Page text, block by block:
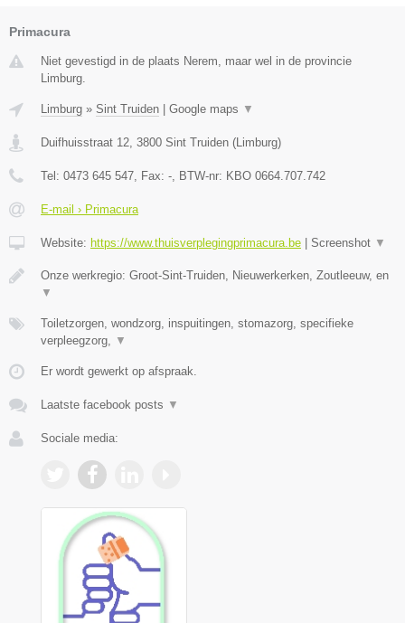
Primacura
Niet gevestigd in de plaats Nerem, maar wel in de provincie
Limburg.
Limburg » Sint Truiden Google maps ▼
Duifhuisstraat 12, 3800 Sint Truiden (Limburg)
Tel: 0473 645 547, Fax: -, BTW-nr: KBO 0664.707.742
E-mail › Primacura
Website: https://www.thuisverplegingprimacura.be Screenshot ▼
Onze werkregio: Groot-Sint-Truiden, Nieuwerkerken, Zoutleeuw, en
▼
Toiletzorgen, wondzorg, inspuitingen, stomazorg, specifieke
verpleegzorg, ▼
Er wordt gewerkt op afspraak.
Laatste facebook posts ▼
Sociale media: